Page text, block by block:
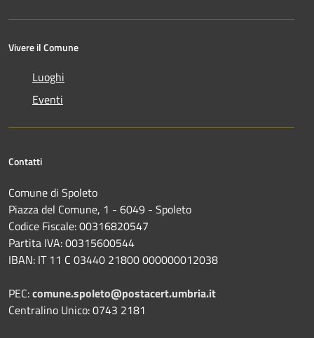
Vivere il Comune
Luoghi
Eventi
Contatti
Comune di Spoleto
Piazza del Comune, 1 - 6049 - Spoleto
Codice Fiscale: 00316820547
Partita IVA: 00315600544
IBAN: IT 11 C 03440 21800 000000012038
PEC:comune.spoleto@postacert.umbria.it
Centralino Unico: 0743 2181